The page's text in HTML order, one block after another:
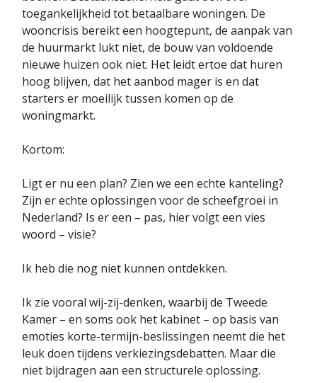
toegankelijkheid tot betaalbare woningen. De
wooncrisis bereikt een hoogtepunt, de aanpak van
de huurmarkt lukt niet, de bouw van voldoende
nieuwe huizen ook niet. Het leidt ertoe dat huren
hoog blijven, dat het aanbod mager is en dat
starters er moeilijk tussen komen op de
woningmarkt.
Kortom:
Ligt er nu een plan? Zien we een echte kanteling?
Zijn er echte oplossingen voor de scheefgroei in
Nederland? Is er een – pas, hier volgt een vies
woord – visie?
Ik heb die nog niet kunnen ontdekken.
Ik zie vooral wij-zij-denken, waarbij de Tweede
Kamer – en soms ook het kabinet – op basis van
emoties korte-termijn-beslissingen neemt die het
leuk doen tijdens verkiezingsdebatten. Maar die
niet bijdragen aan een structurele oplossing.